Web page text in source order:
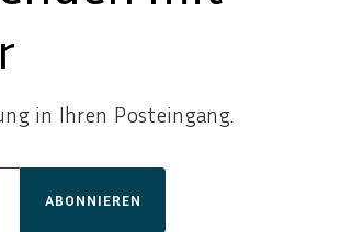
in Ihren Posteingang.
ABONNIEREN